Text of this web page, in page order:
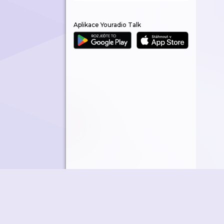
Aplikace Youradio Talk